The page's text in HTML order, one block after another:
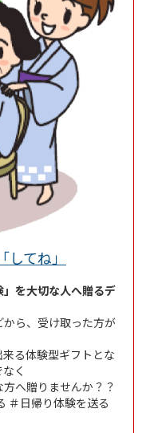
てね」
を大切な人へ贈るデ
ら、受け取った方が
る体験型ギフトとな
く
へ贈りませんか？？
＃日帰り体験を送る